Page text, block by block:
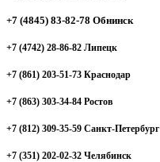
+7 (4845) 83-82-78 Обнинск
+7 (4742) 28-86-82 Липецк
+7 (861) 203-51-73 Краснодар
+7 (863) 303-34-84 Ростов
+7 (812) 309-35-59 Санкт-Петербург
+7 (351) 202-02-32 Челябинск